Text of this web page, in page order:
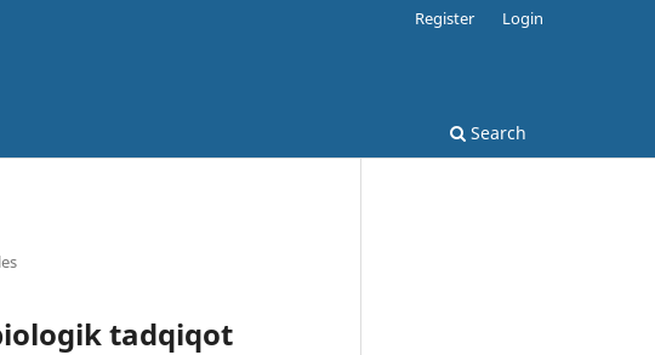
Search
Register Login
tadqiqot